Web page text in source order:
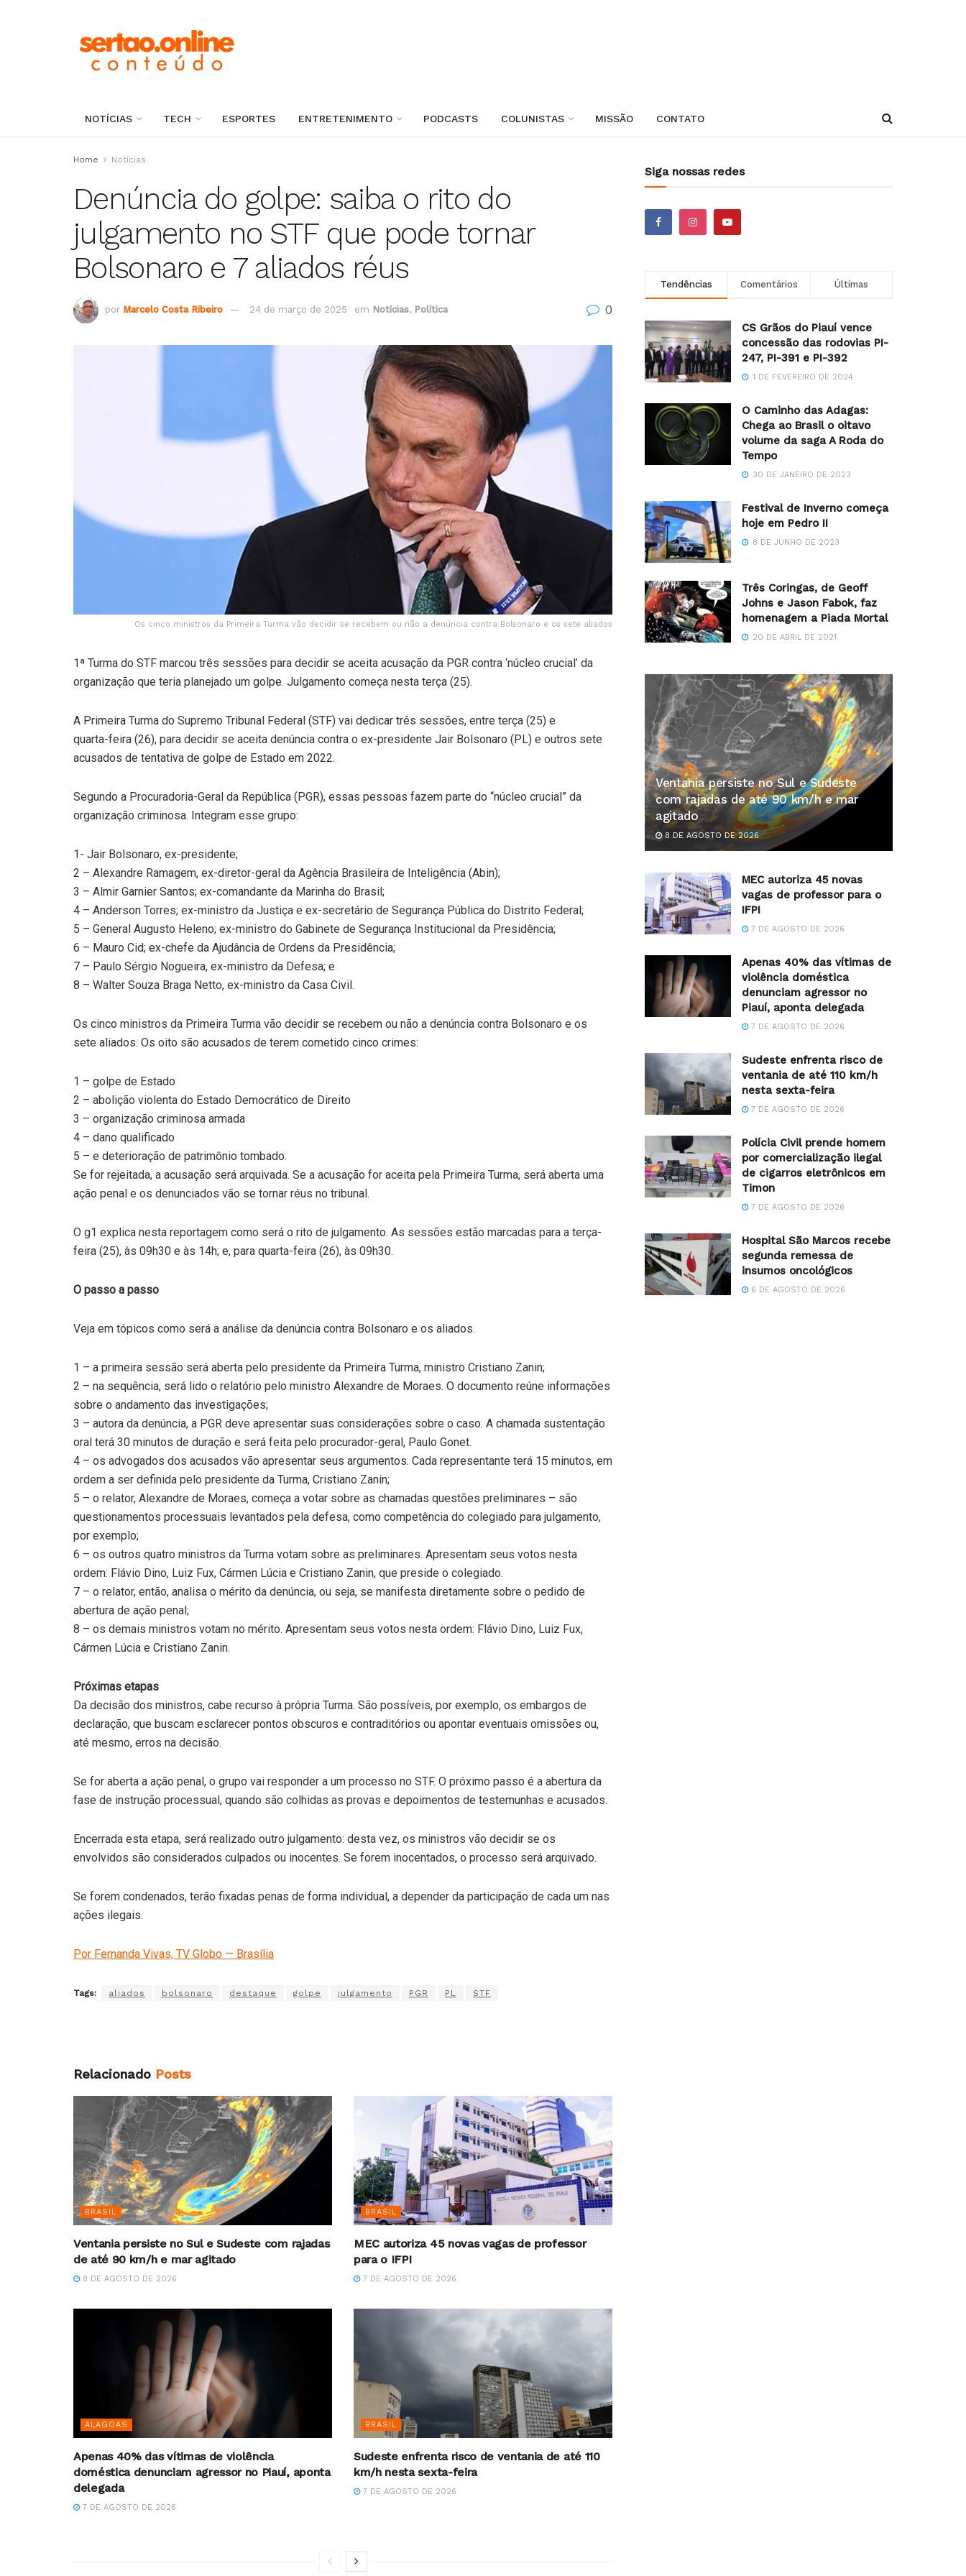
NOTÍCIAS TECH ESPORTES ENTRETENIMENTO PODCASTS COLUNISTAS MISSÃO CONTATO
Home Notícias
Denúncia do golpe: saiba o rito do
julgamento no STF que pode tornar
Bolsonaro e 7 aliados réus
por Marcelo Costa Ribeiro 24 de março de 2025 em Notícias, Política 0
Os cinco ministros da Primeira Turma vão decidir se recebem ou não a denúncia contra Bolsonaro e os sete aliados
1ª Turma do STF marcou três sessões para decidir se aceita acusação da PGR contra ‘núcleo crucial’ da
organização que teria planejado um golpe. Julgamento começa nesta terça (25).
A Primeira Turma do Supremo Tribunal Federal (STF) vai dedicar três sessões, entre terça (25) e
quarta-feira (26), para decidir se aceita denúncia contra o ex-presidente Jair Bolsonaro (PL) e outros sete
acusados de tentativa de golpe de Estado em 2022.
Segundo a Procuradoria-Geral da República (PGR), essas pessoas fazem parte do “núcleo crucial” da
organização criminosa. Integram esse grupo:
1- Jair Bolsonaro, ex-presidente;
2 – Alexandre Ramagem, ex-diretor-geral da Agência Brasileira de Inteligência (Abin);
3 – Almir Garnier Santos; ex-comandante da Marinha do Brasil;
4 – Anderson Torres; ex-ministro da Justiça e ex-secretário de Segurança Pública do Distrito Federal;
5 – General Augusto Heleno; ex-ministro do Gabinete de Segurança Institucional da Presidência;
6 – Mauro Cid; ex-chefe da Ajudância de Ordens da Presidência;
7 – Paulo Sérgio Nogueira, ex-ministro da Defesa; e
8 – Walter Souza Braga Netto, ex-ministro da Casa Civil.
Os cinco ministros da Primeira Turma vão decidir se recebem ou não a denúncia contra Bolsonaro e os
sete aliados. Os oito são acusados de terem cometido cinco crimes:
1 – golpe de Estado
2 – abolição violenta do Estado Democrático de Direito
3 – organização criminosa armada
4 – dano qualificado
5 – e deterioração de patrimônio tombado.
Se for rejeitada, a acusação será arquivada. Se a acusação for aceita pela Primeira Turma, será aberta uma
ação penal e os denunciados vão se tornar réus no tribunal.
O g1 explica nesta reportagem como será o rito de julgamento. As sessões estão marcadas para a terça-
feira (25), às 09h30 e às 14h; e, para quarta-feira (26), às 09h30.
O passo a passo
Veja em tópicos como será a análise da denúncia contra Bolsonaro e os aliados.
1 – a primeira sessão será aberta pelo presidente da Primeira Turma, ministro Cristiano Zanin;
2 – na sequência, será lido o relatório pelo ministro Alexandre de Moraes. O documento reúne informações
sobre o andamento das investigações;
3 – autora da denúncia, a PGR deve apresentar suas considerações sobre o caso. A chamada sustentação
oral terá 30 minutos de duração e será feita pelo procurador-geral, Paulo Gonet.
4 – os advogados dos acusados vão apresentar seus argumentos. Cada representante terá 15 minutos, em
ordem a ser definida pelo presidente da Turma, Cristiano Zanin;
5 – o relator, Alexandre de Moraes, começa a votar sobre as chamadas questões preliminares – são
questionamentos processuais levantados pela defesa, como competência do colegiado para julgamento,
por exemplo;
6 – os outros quatro ministros da Turma votam sobre as preliminares. Apresentam seus votos nesta
ordem: Flávio Dino, Luiz Fux, Cármen Lúcia e Cristiano Zanin, que preside o colegiado.
7 – o relator, então, analisa o mérito da denúncia, ou seja, se manifesta diretamente sobre o pedido de
abertura de ação penal;
8 – os demais ministros votam no mérito. Apresentam seus votos nesta ordem: Flávio Dino, Luiz Fux,
Cármen Lúcia e Cristiano Zanin.
Próximas etapas
Da decisão dos ministros, cabe recurso à própria Turma. São possíveis, por exemplo, os embargos de
declaração, que buscam esclarecer pontos obscuros e contraditórios ou apontar eventuais omissões ou,
até mesmo, erros na decisão.
Se for aberta a ação penal, o grupo vai responder a um processo no STF. O próximo passo é a abertura da
fase de instrução processual, quando são colhidas as provas e depoimentos de testemunhas e acusados.
Encerrada esta etapa, será realizado outro julgamento: desta vez, os ministros vão decidir se os
envolvidos são considerados culpados ou inocentes. Se forem inocentados, o processo será arquivado.
Se forem condenados, terão fixadas penas de forma individual, a depender da participação de cada um nas
ações ilegais.
Por Fernanda Vivas, TV Globo — Brasília
Tags: aliados bolsonaro destaque golpe julgamento PGR PL STF
Relacionado Posts
BRASIL
Ventania persiste no Sul e Sudeste com rajadas
de até 90 km/h e mar agitado
8 DE AGOSTO DE 2026
BRASIL
MEC autoriza 45 novas vagas de professor
para o IFPI
7 DE AGOSTO DE 2026
ALAGOAS
Apenas 40% das vítimas de violência
doméstica denunciam agressor no Piauí, aponta
delegada
7 DE AGOSTO DE 2026
BRASIL
Sudeste enfrenta risco de ventania de até 110
km/h nesta sexta-feira
7 DE AGOSTO DE 2026
Siga nossas redes
Tendências Comentários Últimas
CS Grãos do Piauí vence
concessão das rodovias PI-
247, PI-391 e PI-392
1 DE FEVEREIRO DE 2024
O Caminho das Adagas:
Chega ao Brasil o oitavo
volume da saga A Roda do
Tempo
30 DE JANEIRO DE 2023
Festival de Inverno começa
hoje em Pedro II
8 DE JUNHO DE 2023
Três Coringas, de Geoff
Johns e Jason Fabok, faz
homenagem a Piada Mortal
20 DE ABRIL DE 2021
Ventania persiste no Sul e Sudeste
com rajadas de até 90 km/h e mar
agitado
8 DE AGOSTO DE 2026
MEC autoriza 45 novas
vagas de professor para o
IFPI
7 DE AGOSTO DE 2026
Apenas 40% das vítimas de
violência doméstica
denunciam agressor no
Piauí, aponta delegada
7 DE AGOSTO DE 2026
Sudeste enfrenta risco de
ventania de até 110 km/h
nesta sexta-feira
7 DE AGOSTO DE 2026
Polícia Civil prende homem
por comercialização ilegal
de cigarros eletrônicos em
Timon
7 DE AGOSTO DE 2026
Hospital São Marcos recebe
segunda remessa de
insumos oncológicos
6 DE AGOSTO DE 2026